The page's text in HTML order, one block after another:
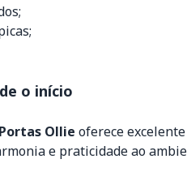
o início
Ollie oferece
e praticidade ao